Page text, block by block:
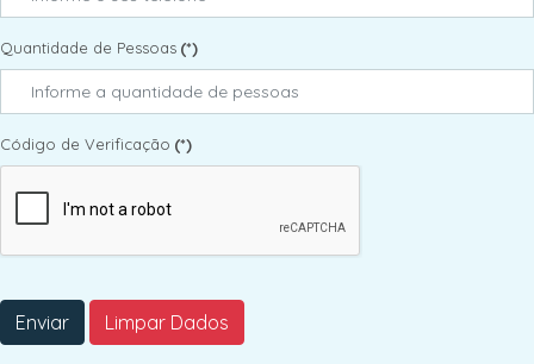
Quantidade de Pessoas (*)
Código de Verificação (*)
Enviar Limpar Dados